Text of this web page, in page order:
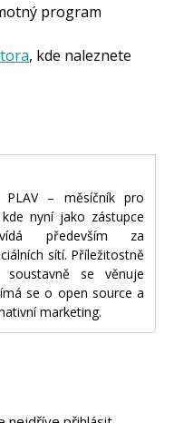
program
, kde naleznete
– měsíčník pro
nyní jako zástupce
především za
sítí. Příležitostně
se věnuje
se o open source a
marketing.